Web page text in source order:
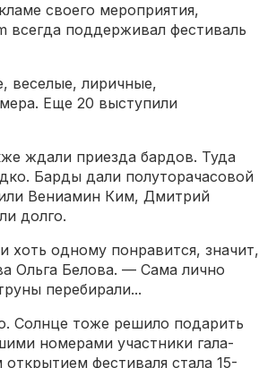
своего мероприятия,
всегда поддерживал фестиваль
веселые, лиричные,
Еще 20 выступили
ждали приезда бардов. Туда
Барды дали полуторачасовой
Вениамин Ким, Дмитрий
долго.
хоть одному понравится, значит,
Ольга Белова. — Сама лично
перебирали...
Солнце тоже решило подарить
номерами участники гала-
фестиваля стала 15-